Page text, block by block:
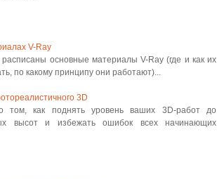
V-Ray
расписаны основные материалы V-Ray (где и как их
по какому принципу они работают)...
3D
том, как поднять уровень ваших 3D-работ до
высот и избежать ошибок всех начинающих